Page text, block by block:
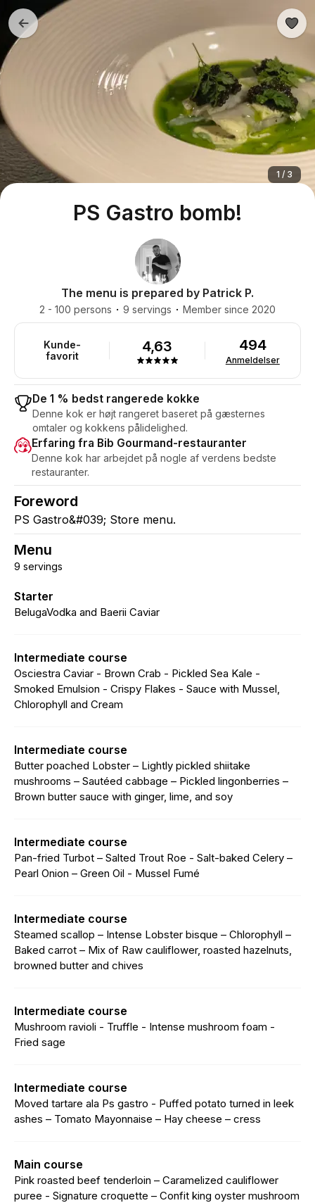
PS Gastro bomb!
1 / 3
The menu is prepared by Patrick P.
2 - 100 persons 9 servings Member since 2020
Kunde-
favorit
4,63 494
Anmeldelser
De 1 % bedst rangerede kokke
Denne kok er højt rangeret baseret på gæsternes
omtaler og kokkens pålidelighed.
Erfaring fra Bib Gourmand-restauranter
Denne kok har arbejdet på nogle af verdens bedste
restauranter.
Foreword
PS Gastro&#039; Store menu.
Menu
9 servings
Starter
BelugaVodka and Baerii Caviar
Intermediate course
Osciestra Caviar - Brown Crab - Pickled Sea Kale -
Smoked Emulsion - Crispy Flakes - Sauce with Mussel,
Chlorophyll and Cream
Intermediate course
Butter poached Lobster – Lightly pickled shiitake
mushrooms – Sautéed cabbage – Pickled lingonberries –
Brown butter sauce with ginger, lime, and soy
Intermediate course
Pan-fried Turbot – Salted Trout Roe - Salt-baked Celery –
Pearl Onion – Green Oil - Mussel Fumé
Intermediate course
Steamed scallop – Intense Lobster bisque – Chlorophyll –
Baked carrot – Mix of Raw cauliflower, roasted hazelnuts,
browned butter and chives
Intermediate course
Mushroom ravioli - Truffle - Intense mushroom foam -
Fried sage
Intermediate course
Moved tartare ala Ps gastro - Puffed potato turned in leek
ashes – Tomato Mayonnaise – Hay cheese – cress
Main course
Pink roasted beef tenderloin – Caramelized cauliflower
puree - Signature croquette – Confit king oyster mushroom